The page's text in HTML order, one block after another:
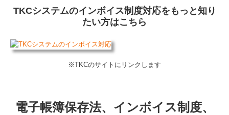
TKCシステムのインボイス制度対応をもっと知り
たい方はこちら
※TKCのサイトにリンクします
電子帳簿保存法、インボイス制度、